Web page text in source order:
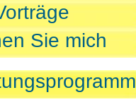
Sie mich